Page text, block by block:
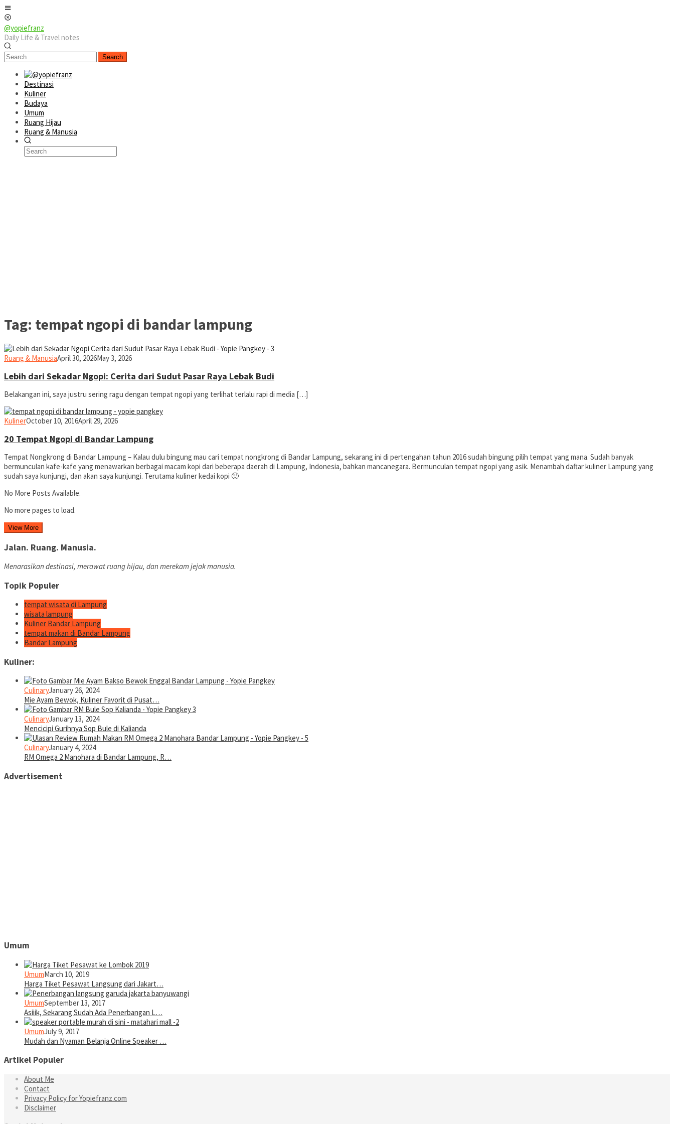
Skip
to
content
@yopiefranz
Daily Life & Travel notes
Search
Destinasi
Kuliner
Budaya
Umum
Ruang Hijau
Ruang & Manusia
Tag: tempat ngopi di bandar lampung
Ruang & Manusiayopiefranz
April 30, 2026May 3, 2026
Lebih dari Sekadar Ngopi: Cerita dari Sudut Pasar Raya Lebak Budi
Belakangan ini, saya justru sering ragu dengan tempat ngopi yang terlihat terlalu rapi di media […]
Kulineryopiefranz
October 10, 2016April 29, 2026
20 Tempat Ngopi di Bandar Lampung
Tempat Nongkrong di Bandar Lampung – Kalau dulu bingung mau cari tempat nongkrong di Bandar Lampung, sekarang ini di pertengahan tahun 2016 sudah bingung pilih tempat yang mana. Sudah banyak
bermunculan kafe-kafe yang menawarkan berbagai macam kopi dari beberapa daerah di Lampung, Indonesia, bahkan mancanegara. Bermunculan tempat ngopi yang asik. Menambah daftar kuliner Lampung yang
sudah saya kunjungi, dan akan saya kunjungi. Terutama kuliner kedai kopi 🙂
No More Posts Available.
No more pages to load.
View More
Jalan. Ruang. Manusia.
Menarasikan destinasi, merawat ruang hijau, dan merekam jejak manusia.
Topik Populer
tempat wisata di Lampung
wisata lampung
Kuliner Bandar Lampung
tempat makan di Bandar Lampung
Bandar Lampung
Kuliner:
CulinaryJanuary 26, 2024
Mie Ayam Bewok, Kuliner Favorit di Pusat…
CulinaryJanuary 13, 2024
Mencicipi Gurihnya Sop Bule di Kalianda
CulinaryJanuary 4, 2024
RM Omega 2 Manohara di Bandar Lampung, R…
Advertisement
Umum
UmumMarch 10, 2019
Harga Tiket Pesawat Langsung dari Jakart…
UmumSeptember 13, 2017
Asiiik, Sekarang Sudah Ada Penerbangan L…
UmumJuly 9, 2017
Mudah dan Nyaman Belanja Online Speaker …
Artikel Populer
About Me
Contact
Privacy Policy for Yopiefranz.com
Disclaimer